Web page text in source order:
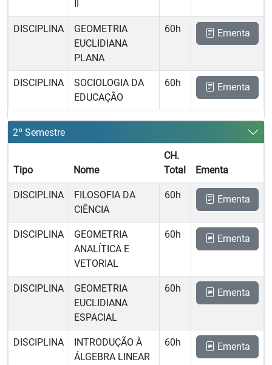
II
DISCIPLINA
GEOMETRIA
EUCLIDIANA
PLANA
60h Ementa
DISCIPLINA
SOCIOLOGIA DA
EDUCAÇÃO
60h Ementa
2º Semestre
Tipo Nome
CH.
Total
Ementa
DISCIPLINA
FILOSOFIA DA
CIÊNCIA
60h Ementa
DISCIPLINA
GEOMETRIA
ANALÍTICA E
VETORIAL
60h Ementa
DISCIPLINA
GEOMETRIA
EUCLIDIANA
ESPACIAL
60h Ementa
DISCIPLINA
INTRODUÇÃO À
ÁLGEBRA LINEAR
60h Ementa